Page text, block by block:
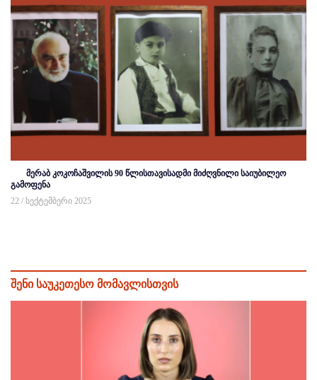
მერაბ კოკოჩაშვილის 90 წლისთავისადმი მიძღვნილი საიუბილეო
გამოფენა
22 / სექტემბერი 2025
შენი საუკეთესო მომავლისთვის